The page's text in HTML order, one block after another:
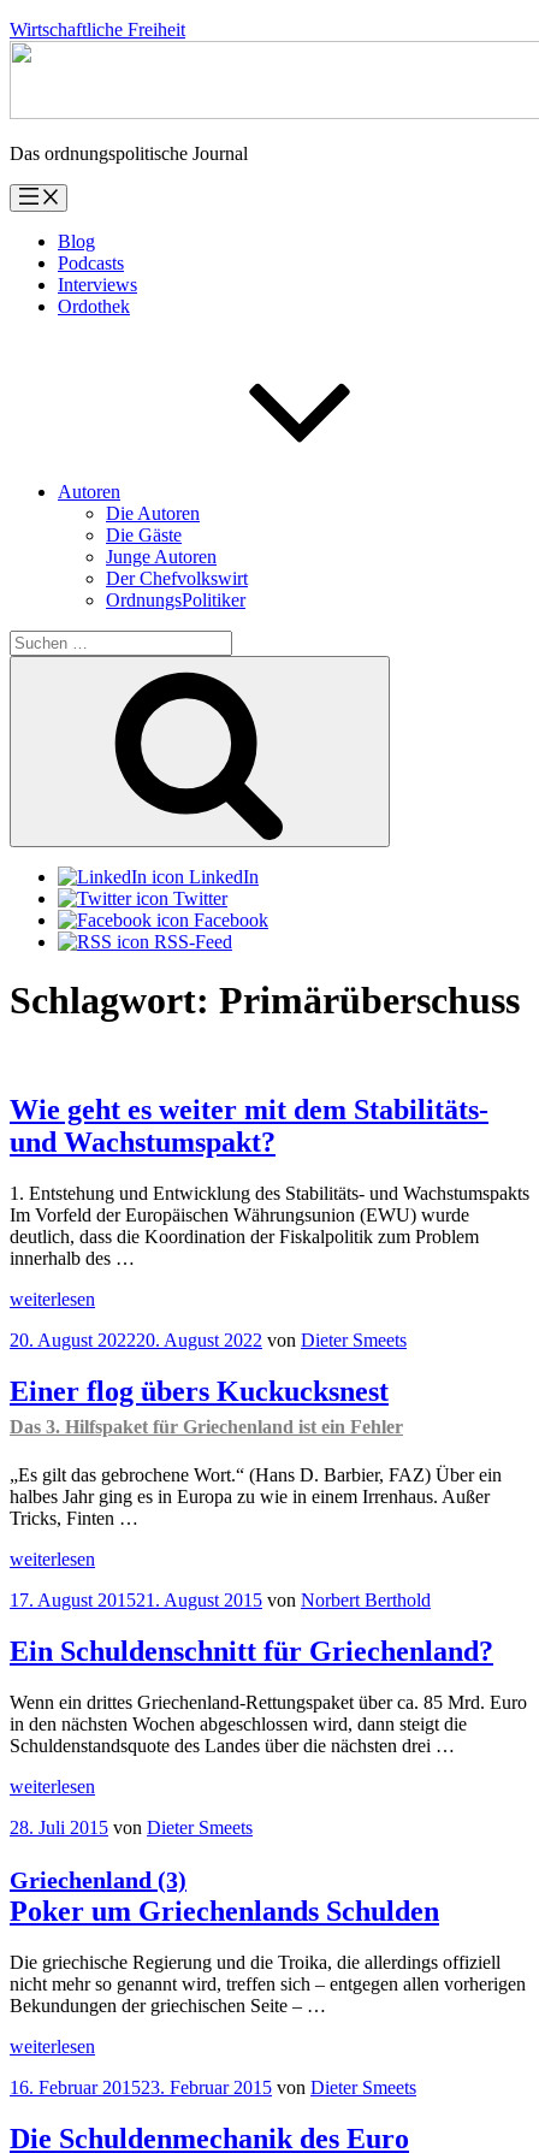
Zum
Inhalt
Wirtschaftliche Freiheit
Das ordnungspolitische Journal
Blog
Podcasts
Interviews
Ordothek
Autoren
Die Autoren
Die Gäste
Junge Autoren
Der Chefvolkswirt
OrdnungsPolitiker
Suchen
nach:
LinkedIn
Twitter
Facebook
RSS-Feed
Schlagwort: Primärüberschuss
Wie geht es weiter mit dem Stabilitäts-
und Wachstumspakt?
1. Entstehung und Entwicklung des Stabilitäts- und Wachstumspakts
Im Vorfeld der Europäischen Währungsunion (EWU) wurde
deutlich, dass die Koordination der Fiskalpolitik zum Problem
innerhalb des …
„Wie
es
mit
dem
Stabilitäts-
Wachstumspakt?“
weiterlesen
Veröffentlicht
20. August 202220. August 2022 von Dieter Smeets
Einer flog übers Kuckucksnest
Das 3. Hilfspaket für Griechenland ist ein Fehler
„Es gilt das gebrochene Wort.“ (Hans D. Barbier, FAZ) Über ein
halbes Jahr ging es in Europa zu wie in einem Irrenhaus. Außer
Tricks, Finten …
„Einer
übers
Das
3.
für
Griechenland
ist
Fehler“
weiterlesen
Veröffentlicht
17. August 201521. August 2015 von Norbert Berthold
Ein Schuldenschnitt für Griechenland?
Wenn ein drittes Griechenland-Rettungspaket über ca. 85 Mrd. Euro
in den nächsten Wochen abgeschlossen wird, dann steigt die
Schuldenstandsquote des Landes über die nächsten drei …
„Ein
für
weiterlesen
Veröffentlicht
28. Juli 2015 von Dieter Smeets
Griechenland (3)
Poker um Griechenlands Schulden
Die griechische Regierung und die Troika, die allerdings offiziell
nicht mehr so genannt wird, treffen sich – entgegen allen vorherigen
Bekundungen der griechischen Seite – …
„Griechenland
Poker
Griechenlands
weiterlesen
Veröffentlicht
16. Februar 201523. Februar 2015 von Dieter Smeets
Die Schuldenmechanik des Euro